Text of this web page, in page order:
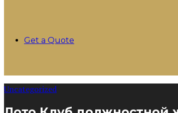
Get a Quote
Uncategorized